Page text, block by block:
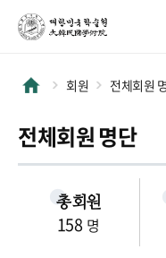
회원 전체회원
전체회원 명단
총회원
158 명